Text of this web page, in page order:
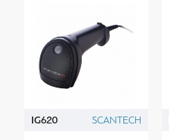
IG620 SCANTECH